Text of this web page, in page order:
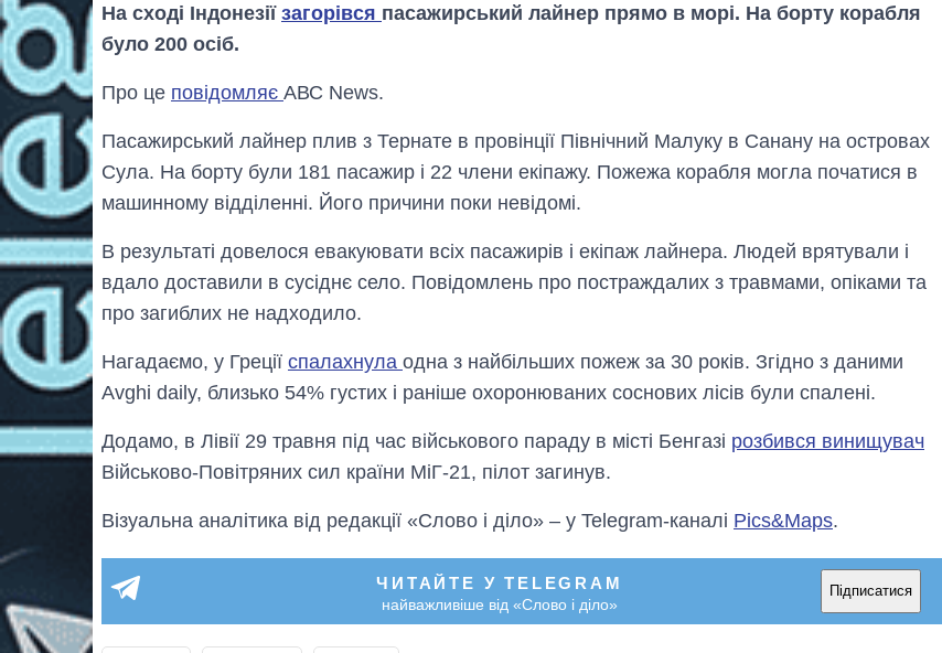
На сході Індонезії загорівся пасажирський лайнер прямо в морі. На борту корабля
було 200 осіб.
Про це повідомляє АВС News.
Пасажирський лайнер плив з Тернате в провінції Північний Малуку в Санану на островах
Сула. На борту були 181 пасажир і 22 члени екіпажу. Пожежа корабля могла початися в
машинному відділенні. Його причини поки невідомі.
В результаті довелося евакуювати всіх пасажирів і екіпаж лайнера. Людей врятували і
вдало доставили в сусіднє село. Повідомлень про постраждалих з травмами, опіками та
про загиблих не надходило.
Нагадаємо, у Греції спалахнула одна з найбільших пожеж за 30 років. Згідно з даними
Avghi daily, близько 54% ​​густих і раніше охоронюваних соснових лісів були спалені.
Додамо, в Лівії 29 травня під час військового параду в місті Бенгазі розбився винищувач
Військово-Повітряних сил країни МіГ-21, пілот загинув.
Візуальна аналітика від редакції «Слово і діло» – у Telegram-каналі Pics&Maps.
ЧИТАЙТЕ У TELEGRAM
найважливіше від «Слово і діло»
Підписатися
за літо: Київ та
головною ціллю
рф